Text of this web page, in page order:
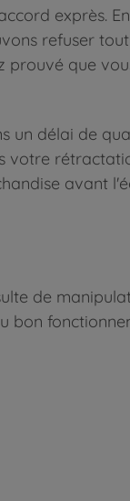
exprès.
refuser
prouvé que
un délai de
votre
avant
de
bon